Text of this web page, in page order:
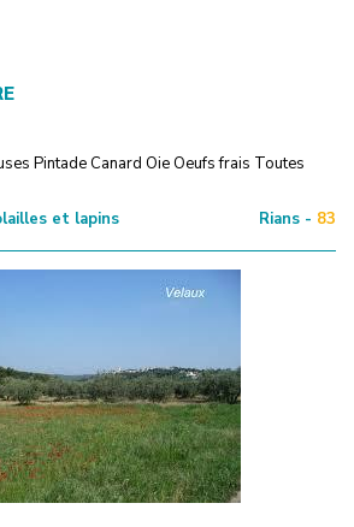
Pintade Canard Oie Oeufs frais Toutes
et lapins Rians - 83